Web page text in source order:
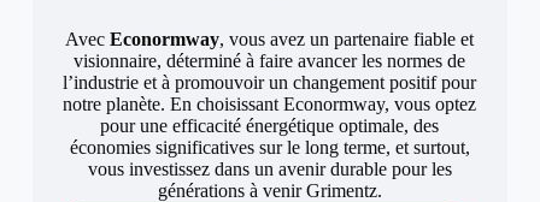
AvecEconormway, vous avez un partenaire fiable et
visionnaire, déterminé à faire avancer les normes de
l’industrie et à promouvoir un changement positif pour
notre planète. En choisissant Econormway, vous optez
pour une efficacité énergétique optimale, des
économies significatives sur le long terme, et surtout,
vous investissez dans un avenir durable pour les
générations à venir Grimentz.